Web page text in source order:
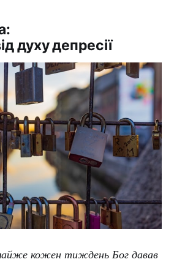
духу депресії
кожен тиждень Бог давав